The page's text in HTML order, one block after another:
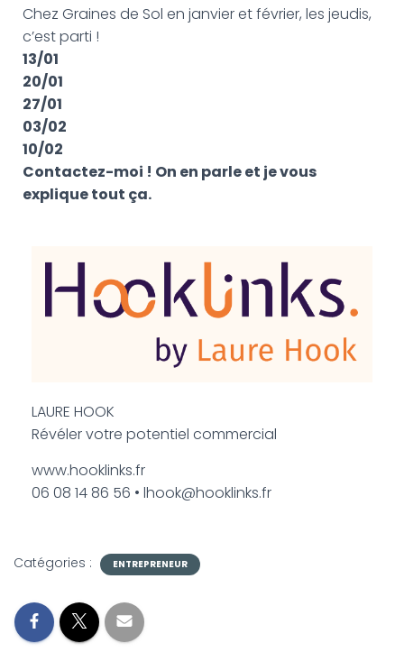
Chez Graines de Sol en janvier et février, les jeudis,
c’est parti !
13/01
20/01
27/01
03/02
10/02
Contactez-moi ! On en parle et je vous
explique tout ça.
LAURE HOOK
Révéler votre potentiel commercial
www.hooklinks.fr
06 08 14 86 56 • lhook@hooklinks.fr
Catégories : ENTREPRENEUR